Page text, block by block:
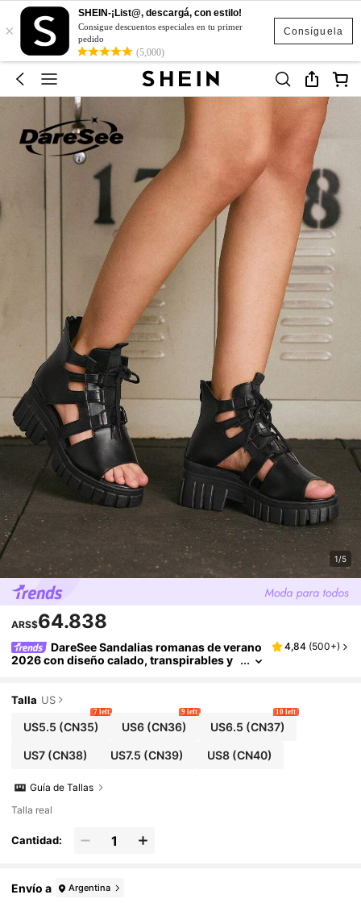
Consíguela
×
SHEIN-¡List@, descargá, con estilo!
Consigue descuentos especiales en tu primer
pedido
(5,000)
1/5
ARS$64.838
DareSee Sandalias romanas de verano
2026 con diseño calado, transpirables y
ndalias de tacón grueso alto para la vuelta al c
4,84 (500+)
Talla US
US5.5 (CN35)
7 left
US6 (CN36)
9 left
US6.5 (CN37)
10 left
US7(CN38) US7.5 (CN39) US8(CN40)
Guía de Tallas
Talla real
Cantidad:
Envío a Argentina